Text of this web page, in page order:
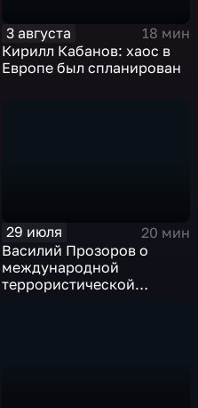
3 августа
18 мин
Кирилл Кабанов: хаос в
Европе был спланирован
29 июля
20 мин
Василий Прозоров о
международной
террористической